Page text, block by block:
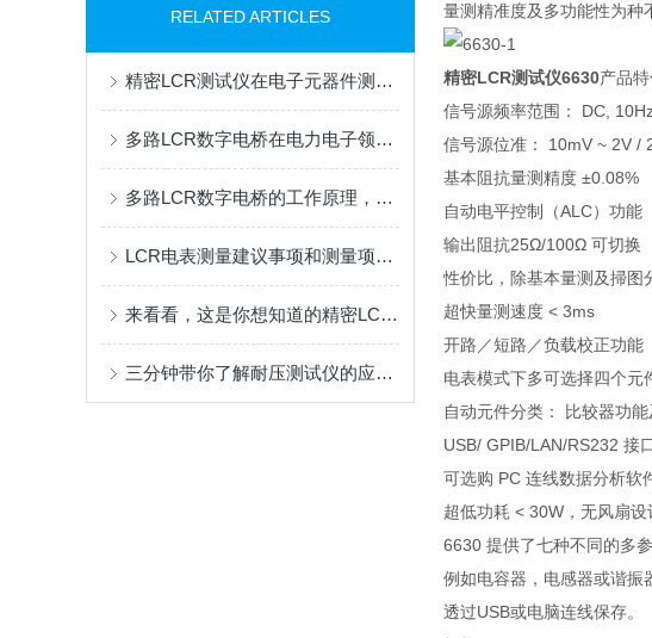
RELATED ARTICLES
精密LCR测试仪在电子元器件测试中的应用
多路LCR数字电桥在电力电子领域的应用
多路LCR数字电桥的工作原理，快来看下吧
LCR电表测量建议事项和测量项目介绍
来看看，这是你想知道的精密LCR测试仪吗？
三分钟带你了解耐压测试仪的应用及注意事项
量测精准度及多功能性为种
精密LCR测试仪6630产品
信号源频率范围： DC,
信号源位准： 10mV ~ 2V /
基本阻抗量测精度 ±0.08%
自动电平控制（ALC）功能
输出阻抗25Ω/100Ω 可切换
性价比，除基本量测及掃图
超快量测速度 < 3ms
开路／短路／负载校正功能
电表模式下多可选择四个元
自动元件分类： 比较器功
USB/ GPIB/LAN/RS232 接
可选购 PC 连线数据分析软
超低功耗 < 30W，无风扇设
6630 提供了七种不同的多
例如电容器，电感器或谐振
透过USB或电脑连线保存。